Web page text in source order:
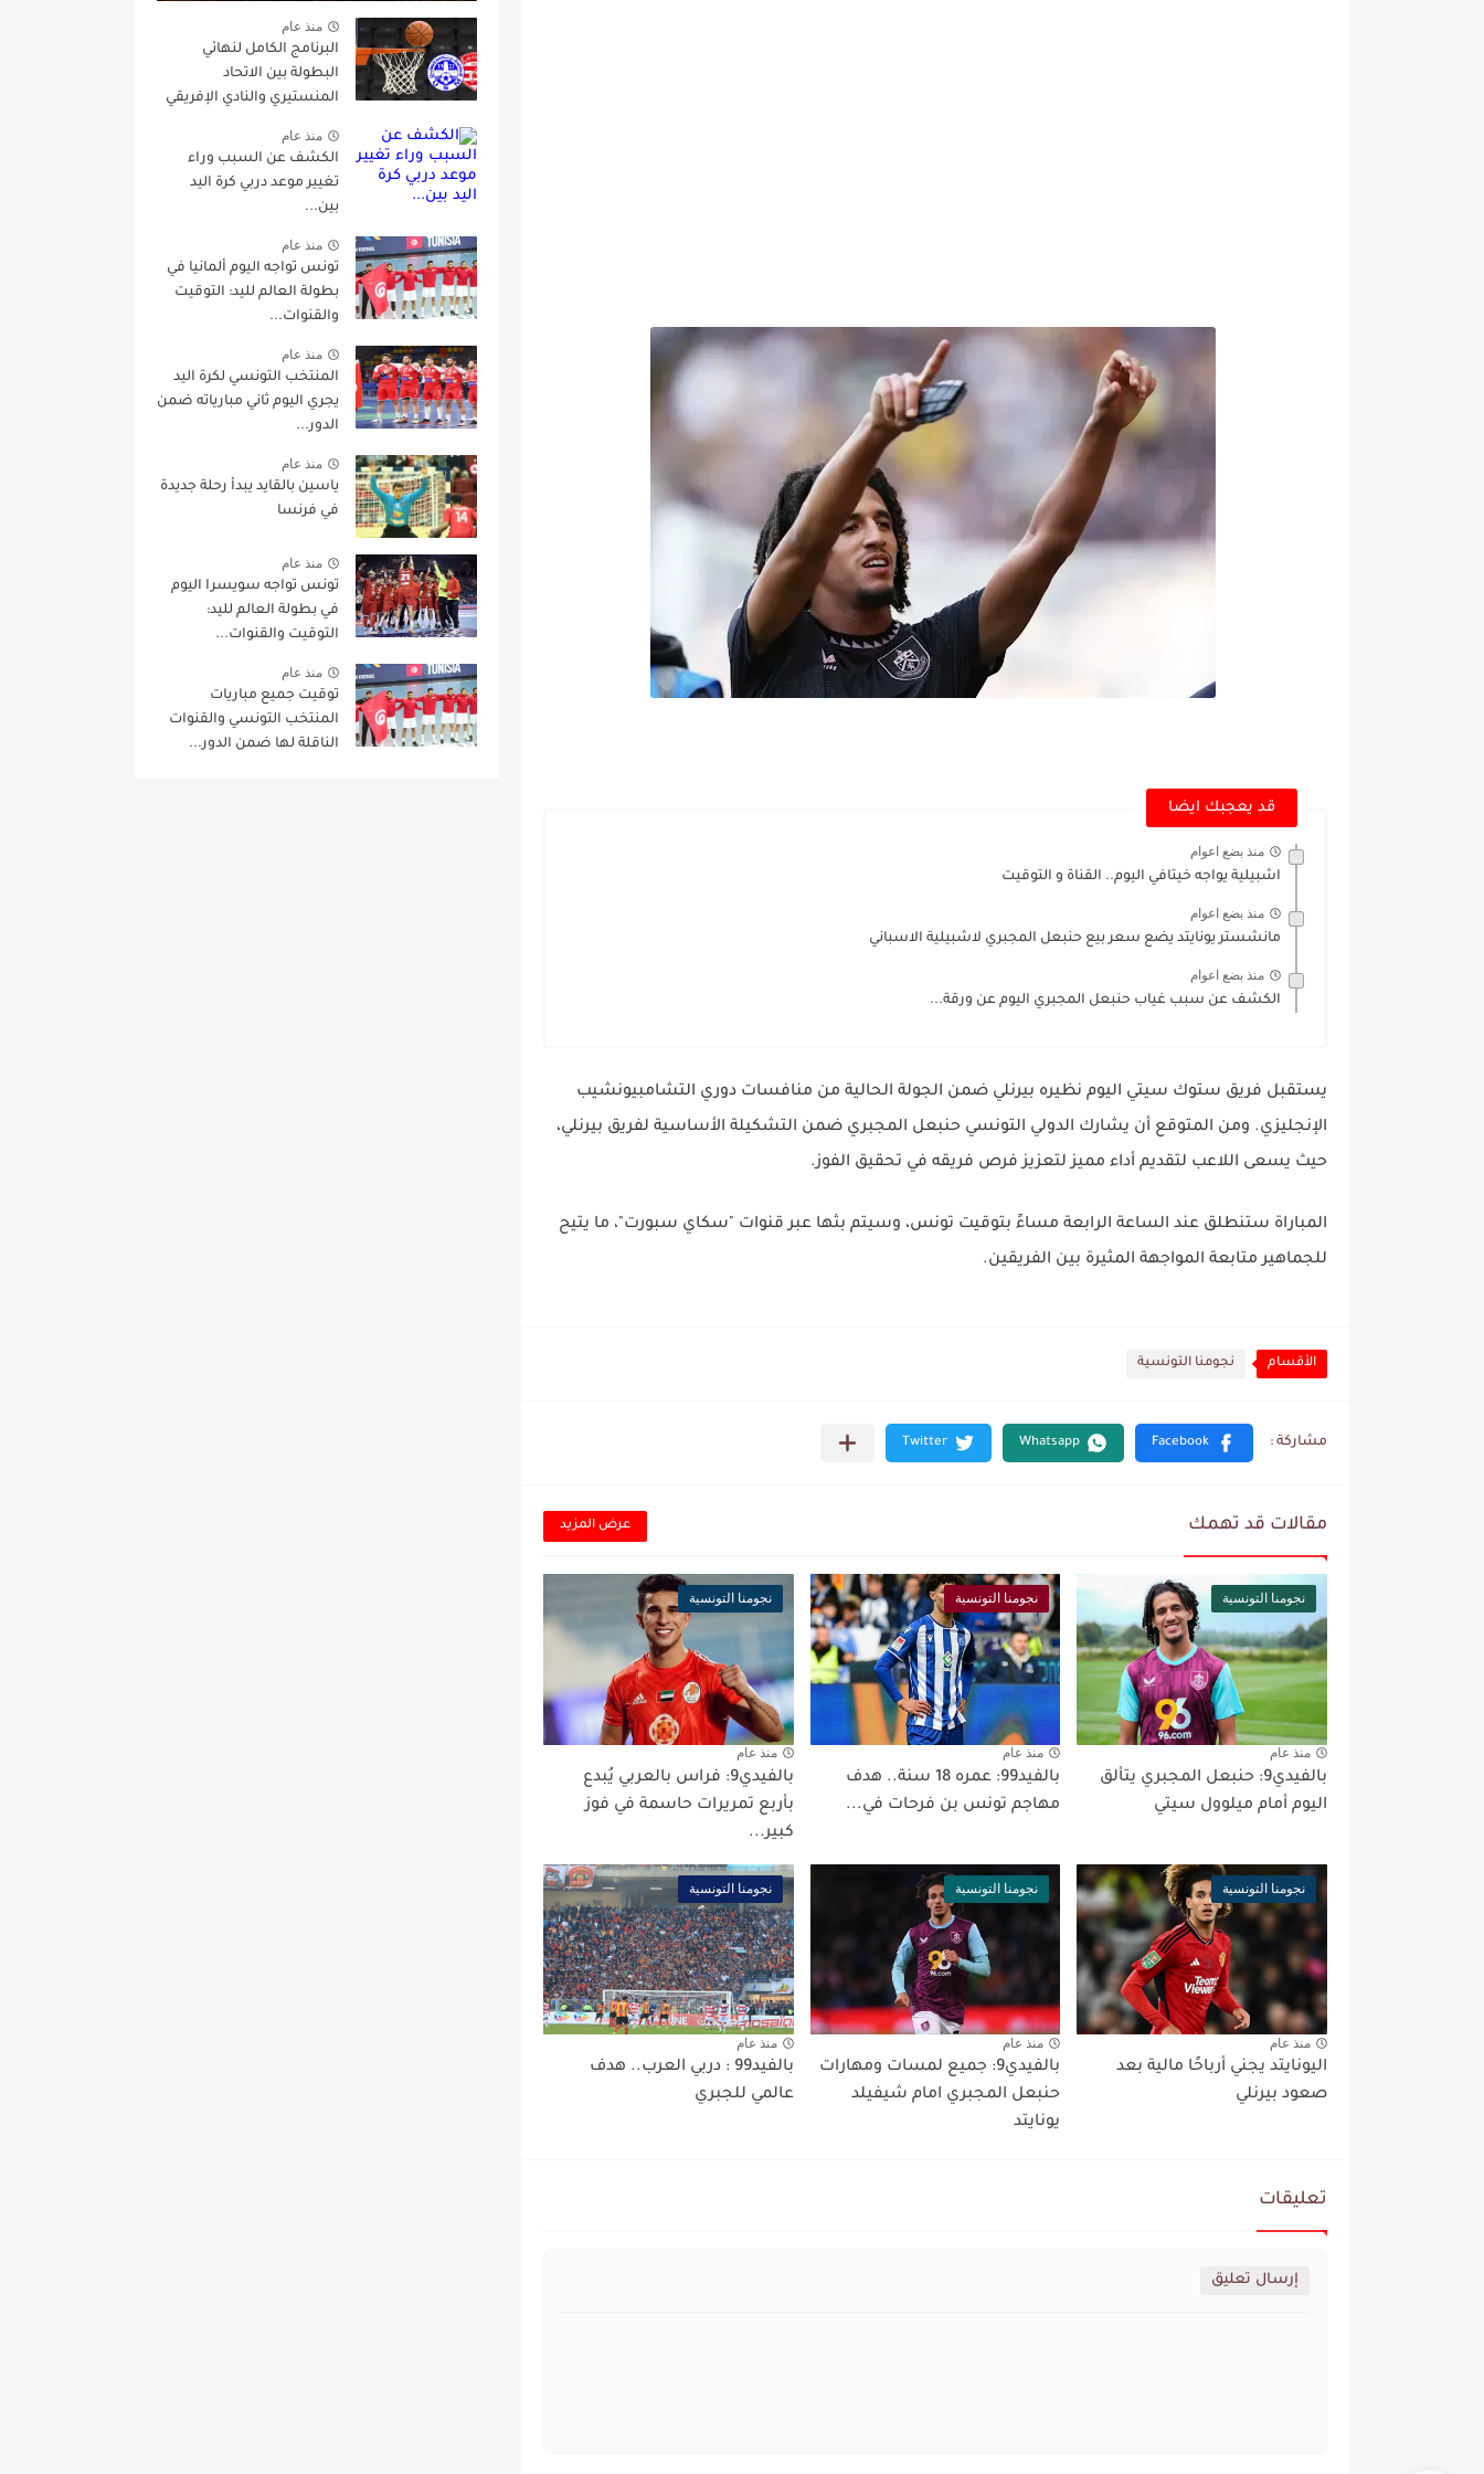
قد يعجبك ايضا
منذ بضع اعوام
اشبيلية يواجه خيتافي اليوم.. القناة و التوقيت
منذ بضع اعوام
مانشستر يونايتد يضع سعر بيع حنبعل المجبري لاشبيلية الاسباني
منذ بضع اعوام
الكشف عن سبب غياب حنبعل المجبري اليوم عن ورقة...
يستقبل فريق ستوك سيتي اليوم نظيره بيرنلي ضمن الجولة الحالية من منافسات دوري التشامبيونشيب
الإنجليزي. ومن المتوقع أن يشارك الدولي التونسي حنبعل المجبري ضمن التشكيلة الأساسية لفريق بيرنلي،
حيث يسعى اللاعب لتقديم أداء مميز لتعزيز فرص فريقه في تحقيق الفوز.
المباراة ستنطلق عند الساعة الرابعة مساءً بتوقيت تونس، وسيتم بثها عبر قنوات "سكاي سبورت"، ما يتيح
للجماهير متابعة المواجهة المثيرة بين الفريقين.
الأقسام نجومنا التونسية
مقالات قد تهمك عرض المزيد
نجومنا التونسية
منذ عام
بالفيدي9: حنبعل المجبري يتألق
اليوم أمام ميلوول سيتي
نجومنا التونسية
منذ عام
بالفيد99: عمره 18 سنة.. هدف
مهاجم تونس بن فرحات في...
نجومنا التونسية
منذ عام
بالفيدي9: فراس بالعربي يُبدع
بأربع تمريرات حاسمة في فوز
كبير...
نجومنا التونسية
منذ عام
اليونايتد يجني أرباحًا مالية بعد
صعود بيرنلي
نجومنا التونسية
منذ عام
بالفيدي9: جميع لمسات ومهارات
حنبعل المجبري امام شيفيلد
يونايتد
نجومنا التونسية
منذ عام
بالفيد99 : دربي العرب.. هدف
عالمي للجبري
تعليقات
إرسال تعليق
منذ عام
البرنامج الكامل لنهائي
البطولة بين الاتحاد
المنستيري والنادي الإفريقي
منذ عام
الكشف عن السبب وراء
تغيير موعد دربي كرة اليد
بين...
منذ عام
تونس تواجه اليوم ألمانيا في
بطولة العالم لليد: التوقيت
والقنوات...
منذ عام
المنتخب التونسي لكرة اليد
يجري اليوم ثاني مبارياته ضمن
الدور...
منذ عام
ياسين بالقايد يبدأ رحلة جديدة
في فرنسا
منذ عام
تونس تواجه سويسرا اليوم
في بطولة العالم لليد:
التوقيت والقنوات...
منذ عام
توقيت جميع مباريات
المنتخب التونسي والقنوات
الناقلة لها ضمن الدور...